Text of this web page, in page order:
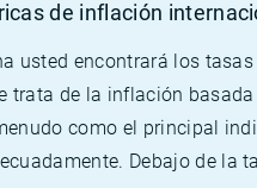
de inflación
usted encontrará los
trata de la inflación
como el principal
Debajo de la